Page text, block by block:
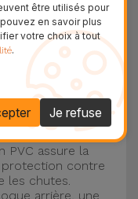
avec une
éviter au
!
liquide
bord latéral de
résistant,
PVC assure la
contre
les chutes.
arrière, une
être utilisés pour
en savoir plus
votre choix à tout
.
Je refuse